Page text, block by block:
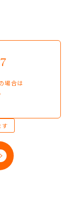
場合は
す